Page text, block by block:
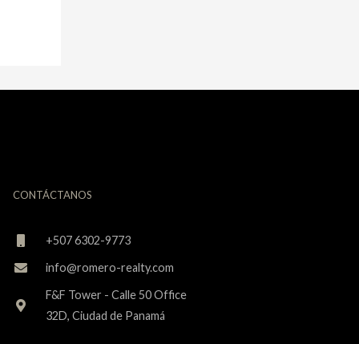
CONTÁCTANOS
+507 6302-9773
info@romero-realty.com
F&F Tower - Calle 50 Office
32D, Ciudad de Panamá